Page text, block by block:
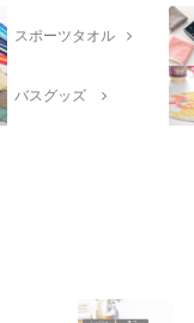
スポーツタオル
バスグッズ